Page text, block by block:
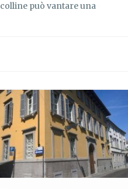
può vantare una